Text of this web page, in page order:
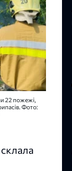
22 пожежі,
Фото: